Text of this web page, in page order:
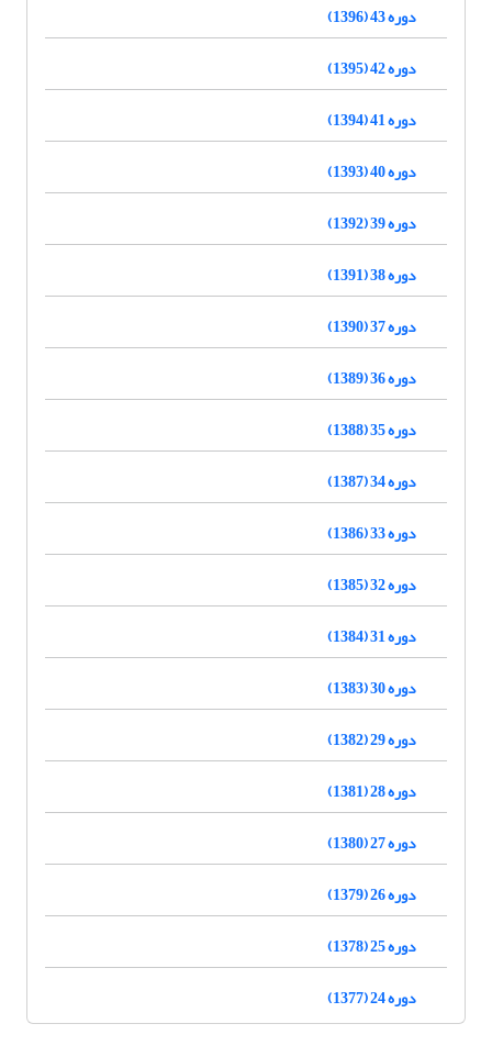
دوره 43 (1396)
دوره 42 (1395)
دوره 41 (1394)
دوره 40 (1393)
دوره 39 (1392)
دوره 38 (1391)
دوره 37 (1390)
دوره 36 (1389)
دوره 35 (1388)
دوره 34 (1387)
دوره 33 (1386)
دوره 32 (1385)
دوره 31 (1384)
دوره 30 (1383)
دوره 29 (1382)
دوره 28 (1381)
دوره 27 (1380)
دوره 26 (1379)
دوره 25 (1378)
دوره 24 (1377)